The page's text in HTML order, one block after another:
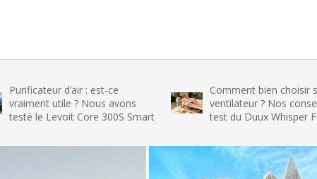
d’air : est-ce
utile ? Nous avons
Levoit Core 300S Smart
Comment bien choisir son
ventilateur ? Nos conseils et le
test du Duux Whisper Flex 2